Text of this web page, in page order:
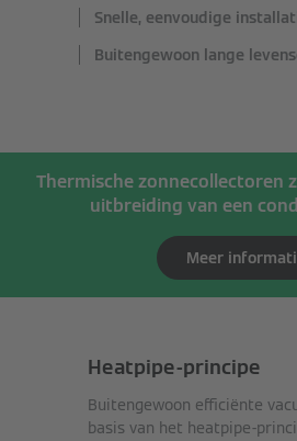
Snelle, eenvoudige
Buitengewoon lange
Thermische zonnecollectoren
uitbreiding van een
Meer
Heatpipe-principe
Buitengewoon efficiënte
basis van het heatpipe-